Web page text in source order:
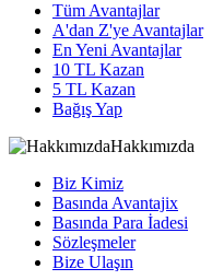
Tüm Avantajlar
A'dan Z'ye Avantajlar
En Yeni Avantajlar
10 TL Kazan
5 TL Kazan
Bağış Yap
Hakkımızda
Biz Kimiz
Basında Avantajix
Basında Para İadesi
Sözleşmeler
Bize Ulaşın